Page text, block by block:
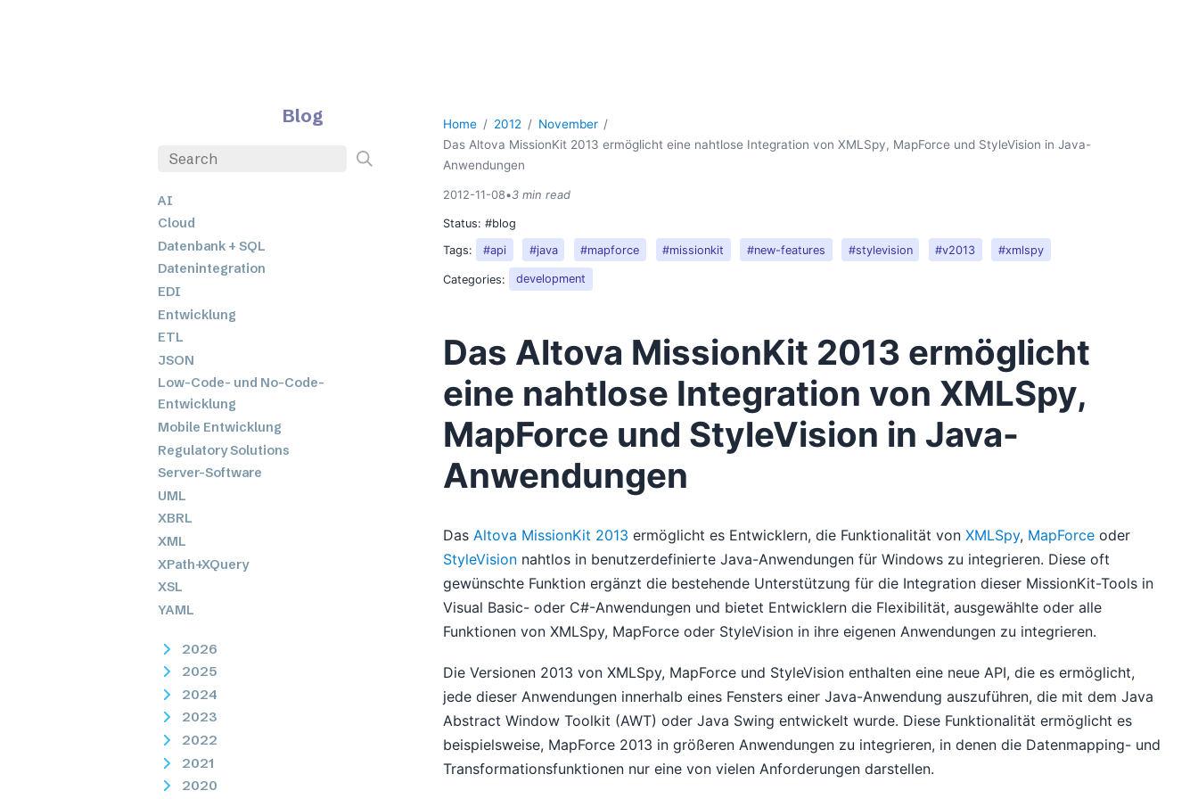
Blog
AI
Cloud
Datenbank + SQL
Datenintegration
EDI
Entwicklung
ETL
JSON
Low-Code- und No-Code-
Entwicklung
Mobile Entwicklung
Regulatory Solutions
Server-Software
UML
XBRL
XML
XPath+XQuery
XSL
YAML
2026
2025
2024
2023
2022
2021
2020
Home 2012
November
Das Altova MissionKit 2013 ermöglicht eine nahtlose Integration von XMLSpy, MapForce und StyleVision in Java-
Anwendungen
2012-11-08•3 min read
Status:#blog
Tags:
#api #java #mapforce #missionkit #new-features #stylevision #v2013 #xmlspy
Categories: development
Das Altova MissionKit 2013 ermöglicht
eine nahtlose Integration von XMLSpy,
MapForce und StyleVision in Java-
Anwendungen
DasAltova MissionKit 2013 ermöglicht es Entwicklern, die Funktionalität vonXMLSpy, MapForce oder
StyleVision nahtlos in benutzerdefinierte Java-Anwendungen für Windows zu integrieren. Diese oft
gewünschte Funktion ergänzt die bestehende Unterstützung für die Integration dieser MissionKit-Tools in
Visual Basic- oder C#-Anwendungen und bietet Entwicklern die Flexibilität, ausgewählte oder alle
Funktionen von XMLSpy, MapForce oder StyleVision in ihre eigenen Anwendungen zu integrieren.
Die Versionen 2013 von XMLSpy, MapForce und StyleVision enthalten eine neue API, die es ermöglicht,
jede dieser Anwendungen innerhalb eines Fensters einer Java-Anwendung auszuführen, die mit dem Java
Abstract Window Toolkit (AWT) oder Java Swing entwickelt wurde. Diese Funktionalität ermöglicht es
beispielsweise, MapForce 2013 in größeren Anwendungen zu integrieren, in denen die Datenmapping- und
Transformationsfunktionen nur eine von vielen Anforderungen darstellen.